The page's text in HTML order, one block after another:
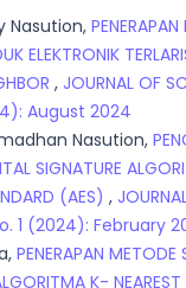
Nasution,
ELEKTRONIK
, JOURNAL OF
August 2024
Nasution,
SIGNATURE
(AES) ,
1 (2024): February
PENERAPAN METODE
K- NEAREST